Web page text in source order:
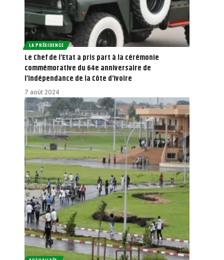
LA PRÉSIDENCE
Le Chef de l’Etat a pris part à la cérémonie
commémorative du 64e anniversaire de
l’indépendance de la Côte d’Ivoire
7 août 2024